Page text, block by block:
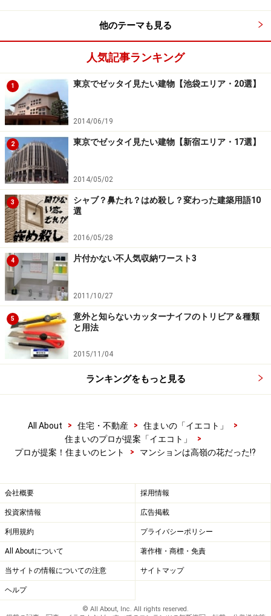
他のテーマも見る
人気記事ランキング
1 東京でゼッタイ見たい建物【池袋エリア・20選】
2014/06/19
2 東京でゼッタイ見たい建物【新宿エリア・17選】
2014/05/02
3
シャブ？鼻たれ？はめ殺し？変わった建築用語10
選
2016/05/28
4 片付かない不人気収納ワースト3
2011/10/27
5
意外と知らないカッターナイフのトリビア＆種類
と用法
2015/11/04
ランキングをもっと見る
All About > 住宅・不動産 > 住まいの「イエコト」
>
住まいのプロが提案「イエコト」
>
プロが提案！住まいのヒント
> マンションは高嶺の花だった!?
会社概要 採用情報
投資家情報 広告掲載
利用規約 プライバシーポリシー
All Aboutについて 著作権・商標・免責
当サイトの情報についての注意 サイトマップ
ヘルプ
© All About, Inc. All rights reserved.